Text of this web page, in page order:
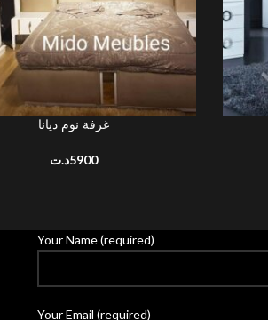
غرفة نوم ديانا
5900د.ت
Your Name (required)
Your Email (required)